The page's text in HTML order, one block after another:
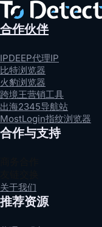
合作伙伴
IPDEEP代理IP
比特浏览器
火豹浏览器
跨境王营销工具
出海2345导航站
MostLogin指纹浏览器
合作与支持
关于我们
推荐资源